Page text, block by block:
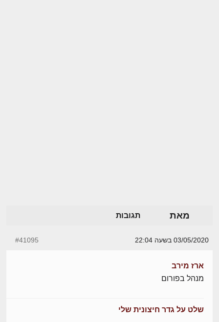
מאת תגובות
03/05/2020 בשעה 22:04 #41095
ארז מירב
מנהל בפורום
שלט על גדר חיצונית שלי